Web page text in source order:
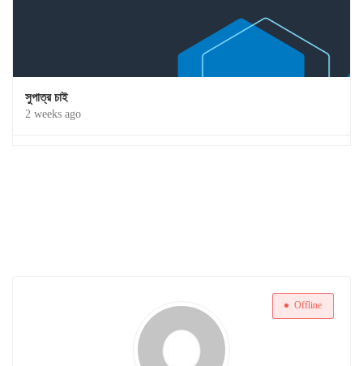
সুপাত্র চাই
2 weeks ago
Offline